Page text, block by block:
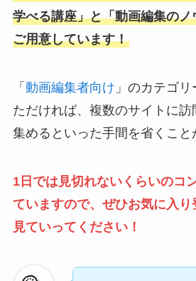
学べる講座」と「動画編集の
ご用意しています！
「 動画編集者向け 」のカテゴ
ただければ、複数のサイトに訪
集めるといった手間を省くこと
1日では見切れないくらいのコ
ていますので、ぜひお気に入
見ていってください！